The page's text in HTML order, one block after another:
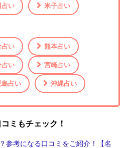
占い 米子占い
占い 熊本占い
占い 宮崎占い
島占い 沖縄占い
ミもチェック！
参考になる口コミをご紹介！【名